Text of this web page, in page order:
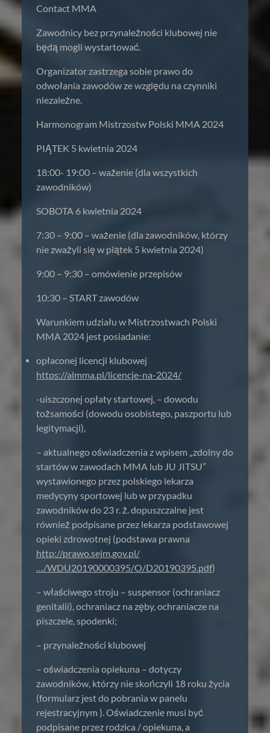
Contact MMA
Zawodnicy bez przynależności klubowej nie
będą mogli wystartować.
Organizator zastrzega sobie prawo do
odwołania zawodów ze względu na czynniki
niezależne.
Harmonogram Mistrzostw Polski MMA 2024
PIĄTEK 5 kwietnia 2024
18:00- 19:00 – ważenie (dla wszystkich
zawodników)
SOBOTA 6 kwietnia 2024
7:30 – 9:00 – ważenie (dla zawodników, którzy
nie zważyli się w piątek 5 kwietnia 2024)
9:00 – 9:30 – omówienie przepisów
10:30 – START zawodów
Warunkiem udziału w Mistrzostwach Polski
MMA 2024 jest posiadanie:
opłaconej licencji klubowej
https://almma.pl/licencje-na-2024/
-uiszczonej opłaty startowej, – dowodu
tożsamości (dowodu osobistego, paszportu lub
legitymacji),
– aktualnego oświadczenia z wpisem „zdolny do
startów w zawodach MMA lub JU JITSU”
wystawionego przez polskiego lekarza
medycyny sportowej lub w przypadku
zawodników do 23 r. ż. dopuszczalne jest
również podpisane przez lekarza podstawowej
opieki zdrowotnej (podstawa prawna
http://prawo.sejm.gov.pl/
…/WDU20190000395/O/D20190395.pdf)
– właściwego stroju – suspensor (ochraniacz
genitalii), ochraniacz na zęby, ochraniacze na
piszczele, spodenki;
– przynależności klubowej
– oświadczenia opiekuna – dotyczy
zawodników, którzy nie skończyli 18 roku życia
(formularz jest do pobrania w panelu
rejestracyjnym ). Oświadczenie musi być
podpisane przez rodzica / opiekuna, a